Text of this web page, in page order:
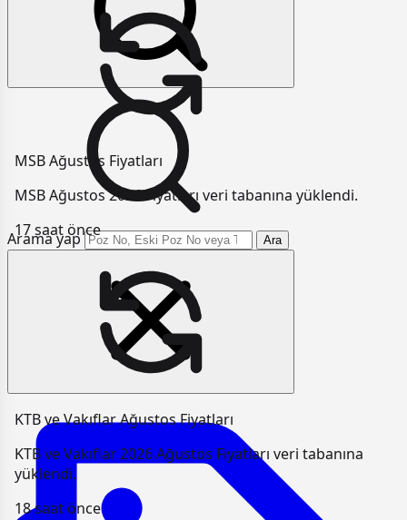
Arama yap Ara
MSB Ağustos Fiyatları
MSB Ağustos 2026 Fiyatları veri tabanına yüklendi.
17 saat önce
KTB ve Vakıflar Ağustos Fiyatları
KTB ve Vakıflar 2026 Ağustos Fiyatları veri tabanına
yüklendi.
18 saat önce